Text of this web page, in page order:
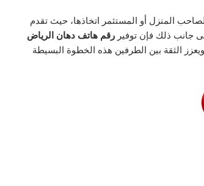
المنزل أو المستثمر اتخاذها، حيث تقدم
جانب ذلك فإن توفير رقم هاتف دهان الرياض
الثقة بين الطرفين هذه الخطوة البسيطة